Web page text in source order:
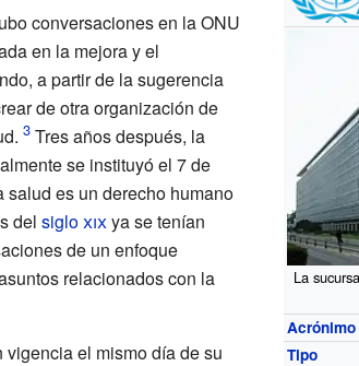
La
Acrónimo
Tipo
conversaciones en la ONU
en la mejora y el
a partir de la sugerencia
de otra organización de
Tres años después, la
se instituyó el 7 de
es un derecho humano
del sigloxixya se tenían
de un enfoque
relacionados con la
vigencia el mismo día de su